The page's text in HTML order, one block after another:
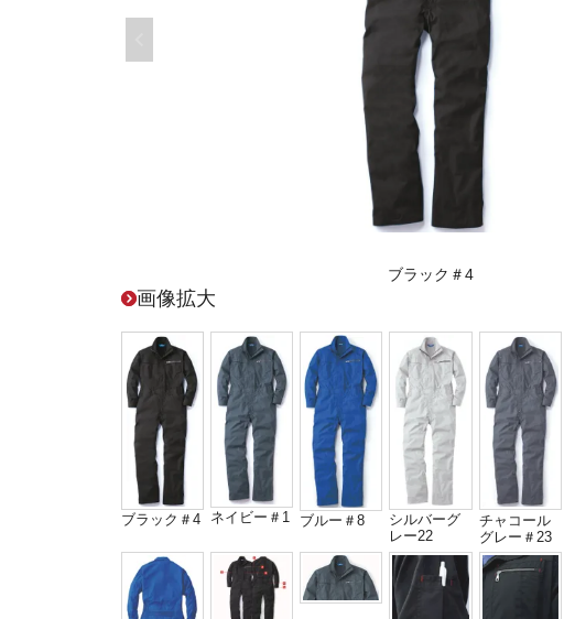
ブラック＃4
画像拡大
ブラック＃4 ネイビー＃1 ブルー＃8
シルバーグ
レー22
チャコール
グレー＃23